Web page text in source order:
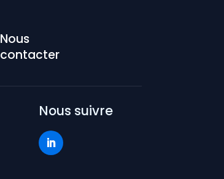
Nous
contacter
Nous suivre